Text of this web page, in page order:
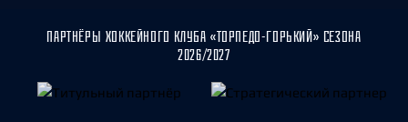
ПАРТНЁРЫ ХОККЕЙНОГО КЛУБА «ТОРПЕДО-ГОРЬКИЙ» СЕЗОНА
2026/2027